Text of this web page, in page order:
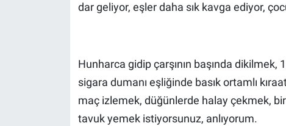
dar geliyor, eşler daha sık kavga ediyor,
Hunharca gidip çarşının başında
sigara dumanı eşliğinde basık ortamlı
maç izlemek, düğünlerde halay çekmek,
tavuk yemek istiyorsunuz, anlıyorum.